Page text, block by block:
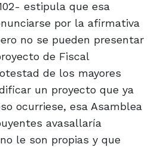
estipula que esa
por la afirmativa
no se pueden presentar
de Fiscal
de los mayores
un proyecto que ya
ocurriese, esa Asamblea
avasallaría
le son propias y que